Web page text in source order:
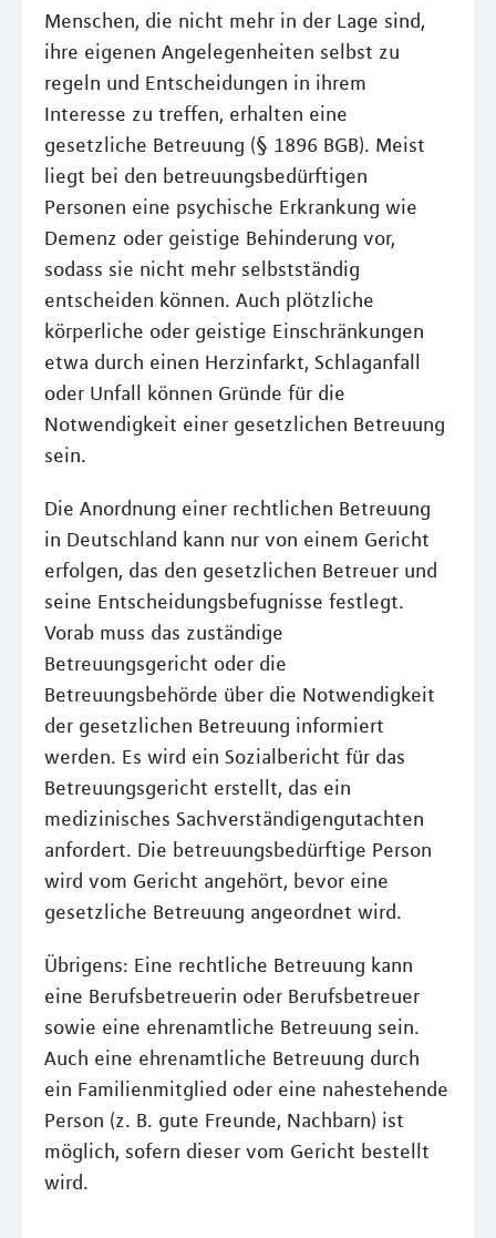
Menschen, die nicht mehr in der Lage sind,
ihre eigenen Angelegenheiten selbst zu
regeln und Entscheidungen in ihrem
Interesse zu treffen, erhalten eine
gesetzliche Betreuung (§ 1896 BGB). Meist
liegt bei den betreuungsbedürftigen
Personen eine psychische Erkrankung wie
Demenz oder geistige Behinderung vor,
sodass sie nicht mehr selbstständig
entscheiden können. Auch plötzliche
körperliche oder geistige Einschränkungen
etwa durch einen Herzinfarkt, Schlaganfall
oder Unfall können Gründe für die
Notwendigkeit einer gesetzlichen Betreuung
sein.
Die Anordnung einer rechtlichen Betreuung
in Deutschland kann nur von einem Gericht
erfolgen, das den gesetzlichen Betreuer und
seine Entscheidungsbefugnisse festlegt.
Vorab muss das zuständige
Betreuungsgericht oder die
Betreuungsbehörde über die Notwendigkeit
der gesetzlichen Betreuung informiert
werden. Es wird ein Sozialbericht für das
Betreuungsgericht erstellt, das ein
medizinisches Sachverständigengutachten
anfordert. Die betreuungsbedürftige Person
wird vom Gericht angehört, bevor eine
gesetzliche Betreuung angeordnet wird.
Übrigens: Eine rechtliche Betreuung kann
eine Berufsbetreuerin oder Berufsbetreuer
sowie eine ehrenamtliche Betreuung sein.
Auch eine ehrenamtliche Betreuung durch
ein Familienmitglied oder eine nahestehende
Person (z. B. gute Freunde, Nachbarn) ist
möglich, sofern dieser vom Gericht bestellt
wird.